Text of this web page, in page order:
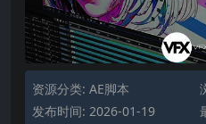
资源分类: AE脚本
发布时间: 2026-01-19